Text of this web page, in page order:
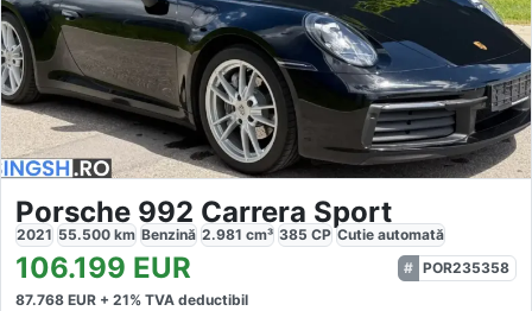
Porsche 992 Carrera Sport
2021 55.500 km Benzină 2.981 cm³ 385 CP Cutie automată
106.199 EUR
POR235358
87.768 EUR + 21% TVA deductibil